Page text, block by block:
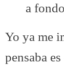
a
Yo ya me
pensaba